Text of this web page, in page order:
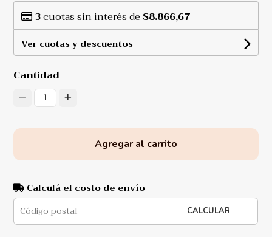
3cuotas sin interés de $8.866,67
Ver cuotas y descuentos
Cantidad
1
Agregar al carrito
Calculá el costo de envío
CALCULAR